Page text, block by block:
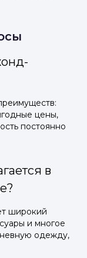
цены,
постоянно
в
широкий
и многое
одежду,